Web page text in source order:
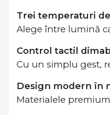
Trei temperaturi
Alege între lumină
Control tactil
Cu un simplu gest,
Design modern în
Materialele